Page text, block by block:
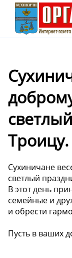
Троицу.
Сухиничане
светлый
В этот день
семейные и
и обрести
Пусть в ваших